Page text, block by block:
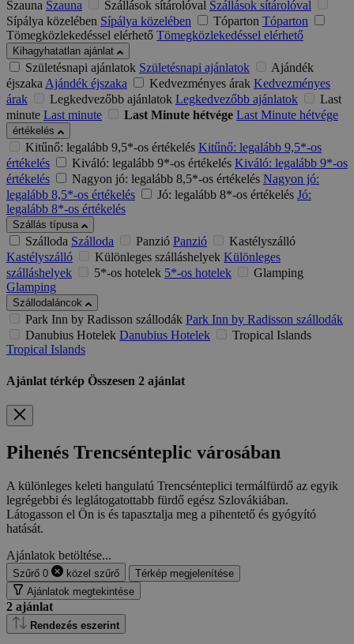
Szauna Szauna Szállások sítárolóval Szállások sítárolóval
Sípálya közelében Sípálya közelében Tóparton Tóparton
Tömegközlekedéssel elérhető Tömegközlekedéssel elérhető
Kihagyhatatlan ajánlat
Születésnapi ajánlatok Születésnapi ajánlatok
Ajándék
éjszakaAjándék éjszaka Kedvezményes árak Kedvezményes
árak
Legkedvezőbb ajánlatok Legkedvezőbb ajánlatok
Last
minute Last minute Last Minute hétvége Last Minute hétvége
értékelés
Kitűnő: legalább 9,5*-os értékelés Kitűnő: legalább 9,5*-os
értékelés
Kiváló: legalább 9*-os értékelés Kiváló: legalább 9*-os
értékelés
Nagyon jó: legalább 8,5*-os értékelés Nagyon jó:
legalább 8,5*-os értékelés
Jó: legalább 8*-os értékelés Jó:
legalább 8*-os értékelés
Szállás típusa
Szálloda Szálloda Panzió Panzió
Kastélyszálló
Kastélyszálló
Különleges szálláshelyek Különleges
szálláshelyek
5*-os hotelek 5*-os hotelek
Glamping
Glamping
Szállodaláncok
Park Inn by Radisson szállodák Park Inn by Radisson szállodák
Danubius Hotelek Danubius Hotelek
Tropical Islands
Tropical Islands
Ajánlat térkép Összesen 2 ajánlat
Pihenés Trencsénteplic városában
A különleges keleti hangulatú Trencsénteplici termálfürdő az egyik
legrégebbi és leglátogatottabb fürdő egész Szlovákiában.
Látogasson el Ön is és tapasztalja meg a pihentető és gyógyító
hatását.
Ajánlatok betöltése...
Szűrő 0 közel szűrő
Térkép megjelenítése
Ajánlatok megtekintése
2 ajánlat
Rendezés eszerint